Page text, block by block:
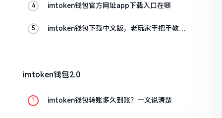
imtoken钱包官方网址app下载入口在哪
imtoken钱包下载中文版，老玩家手把手教你
imtoken钱包2.0
imtoken钱包转账多久到账？一文说清楚